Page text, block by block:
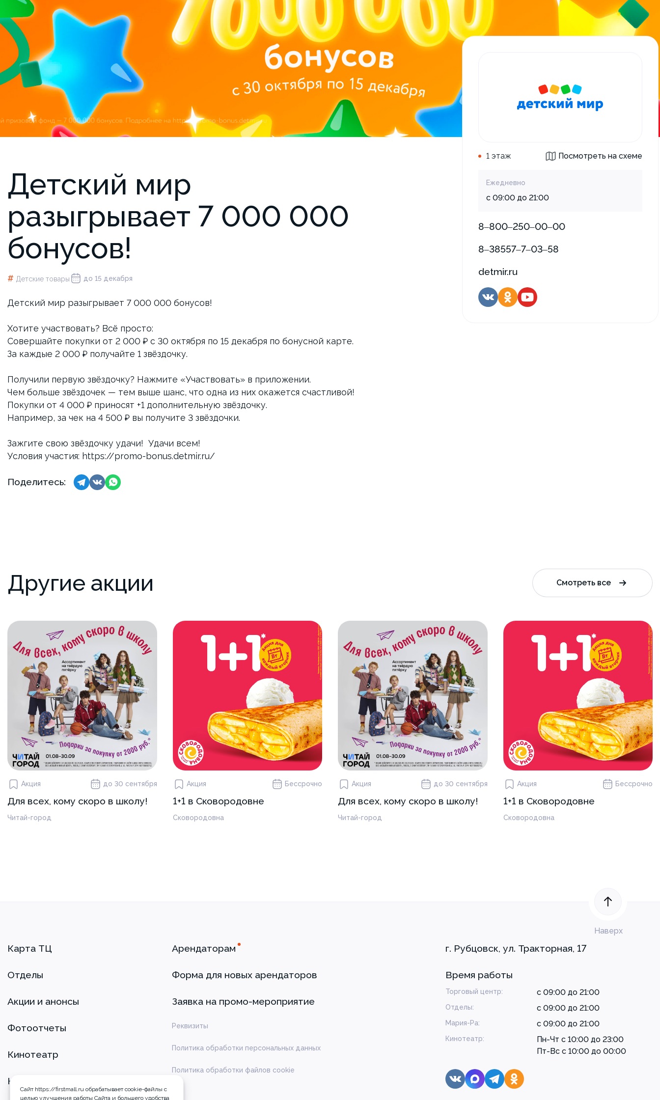
Детский мир
разыгрывает 7 000 000
бонусов!
# Детские товары до 15 декабря
Детский мир разыгрывает 7 000 000 бонусов!
Хотите участвовать? Всё просто:
Совершайте покупки от 2 000 ₽ с 30 октября по 15 декабря по бонусной карте.
За каждые 2 000 ₽ получайте 1 звёздочку.
Получили первую звёздочку? Нажмите «Участвовать» в приложении.
Чем больше звёздочек — тем выше шанс, что одна из них окажется счастливой!
Покупки от 4 000 ₽ приносят +1 дополнительную звёздочку.
Например, за чек на 4 500 ₽ вы получите 3 звёздочки.
Зажгите свою звёздочку удачи! Удачи всем!
Условия участия: https://promo-bonus.detmir.ru/
Поделитесь:
1 этаж Посмотреть на схеме
Ежедневно
с 09:00 до 21:00
8‒800‒250‒00‒00
8‒38557‒7‒03‒58
detmir.ru
Другие акции Смотреть все
Акция до 30 сентября
Для всех, кому скоро в школу!
Читай-город
Акция Бессрочно
1+1 в Сковородовне
Сковородовна
Акция до 30 сентября
Для всех, кому скоро в школу!
Читай-город
Акция Бессрочно
1+1 в Сковородовне
Сковородовна
Наверх
Карта ТЦ
Отделы
Акции и анонсы
Фотоотчеты
Кинотеатр
Контакты
Арендаторам
Форма для новых арендаторов
Заявка на промо-мероприятие
Реквизиты
Политика обработки персональных данных
Политика обработки файлов cookie
г. Рубцовск, ул. Тракторная, 17
Время работы
Торговый центр: с 09:00 до 21:00
Отделы: с 09:00 до 21:00
Мария-Ра: с 09:00 до 21:00
Кинотеатр:
Пн-Чт с 10:00 до 23:00
Пт-Вс с 10:00 до 00:00
Сайт https://firstmall.ru обрабатывает cookie-файлы с
целью улучшения работы Сайта и большего удобства